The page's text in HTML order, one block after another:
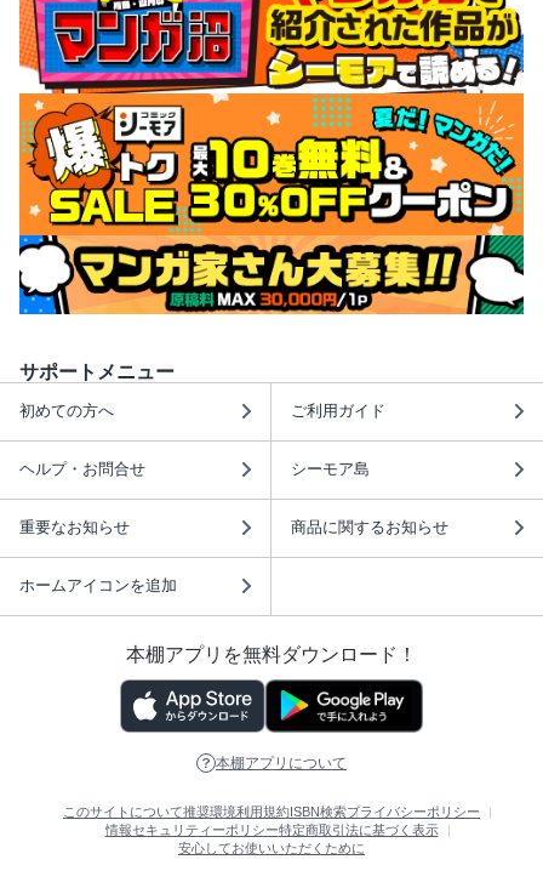
サポートメニュー
初めての方へ ご利用ガイド
ヘルプ・お問合せ シーモア島
重要なお知らせ 商品に関するお知らせ
ホームアイコンを追加
本棚アプリを無料ダウンロード！
本棚アプリについて
このサイトについて推奨環境利用規約 ISBN検索プライバシーポリシー
情報セキュリティーポリシー特定商取引法に基づく表示
安心してお使いいただくために